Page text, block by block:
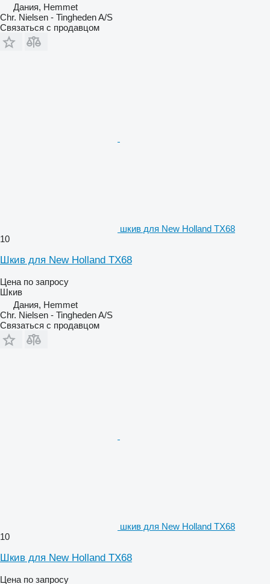
Дания, Hemmet
Chr. Nielsen - Tingheden A/S
Связаться с продавцом
шкив для New Holland TX68
10
Шкив для New Holland TX68
Цена по запросу
Шкив
Дания, Hemmet
Chr. Nielsen - Tingheden A/S
Связаться с продавцом
шкив для New Holland TX68
10
Шкив для New Holland TX68
Цена по запросу